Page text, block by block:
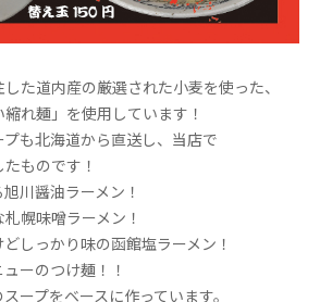
た道内産の厳選された小麦を使った、
れ麺」を使用しています！
も北海道から直送し、当店で
ものです！
川醤油ラーメン！
幌味噌ラーメン！
しっかり味の函館塩ラーメン！
ーのつけ麺！！
ープをベースに作っています。